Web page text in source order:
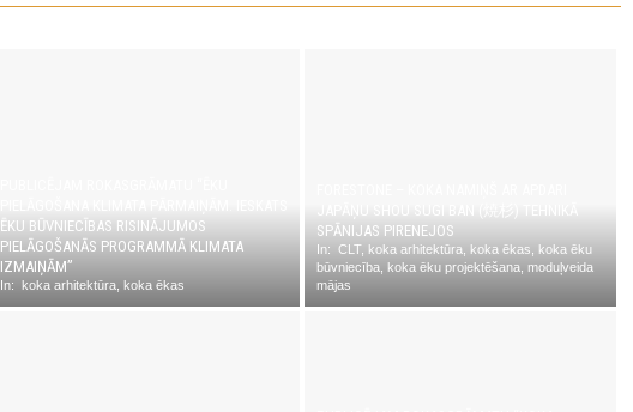
ĒKU BŪVNIECĪBAS RISINĀJUMOS
PIELĀGOŠANĀS PROGRAMMĀ KLIMATA
IZMAIŅĀM”
In: koka arhitektūra koka ēkas
SPĀNIJAS PIRENEJOS
In: CLT, koka arhitektūra koka ēkas
koka ēku
būvniecība
koka ēku projektēšana
moduļveida
mājas